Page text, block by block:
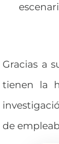
Gracias a
tienen la
de